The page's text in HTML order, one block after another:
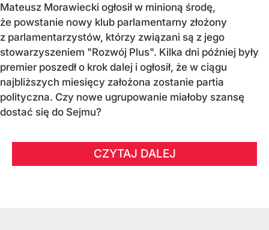
Mateusz Morawiecki ogłosił w minioną środę,
że powstanie nowy klub parlamentarny złożony
z parlamentarzystów, którzy związani są z jego
stowarzyszeniem "Rozwój Plus". Kilka dni później były
premier poszedł o krok dalej i ogłosił, że w ciągu
najbliższych miesięcy założona zostanie partia
polityczna. Czy nowe ugrupowanie miałoby szansę
dostać się do Sejmu?
CZYTAJ DALEJ